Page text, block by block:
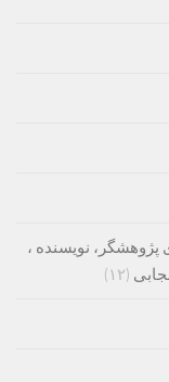
پژوهشگر، نویسنده ،
(۱۲)